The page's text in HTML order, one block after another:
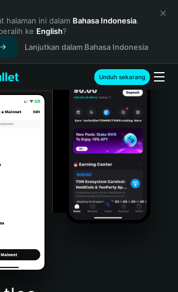
halaman ini dalam Bahasa Indonesia.
ke English?
Lanjutkan dalam Bahasa Indonesia
Unduh sekarang